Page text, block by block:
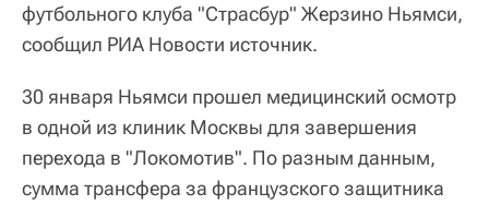
футбольного клуба "Страсбур" Жерзино Ньямси,
сообщил РИА Новости источник.
30 января Ньямси прошел медицинский осмотр
в одной из клиник Москвы для завершения
перехода в "Локомотив". По разным данным,
сумма трансфера за французского защитника